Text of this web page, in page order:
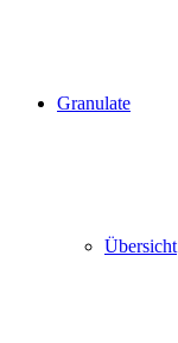
Granulate
Übersicht